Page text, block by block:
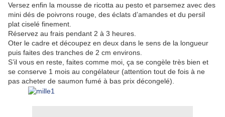
Versez enfin la mousse de ricotta au pesto et parsemez avec des
mini dés de poivrons rouge, des éclats d’amandes et du persil
plat ciselé finement.
Réservez au frais pendant 2 à 3 heures.
Oter le cadre et découpez en deux dans le sens de la longueur
puis faites des tranches de 2 cm environs.
S’il vous en reste, faites comme moi, ça se congèle très bien et
se conserve 1 mois au congélateur (attention tout de fois à ne
pas acheter de saumon fumé à bas prix décongelé).